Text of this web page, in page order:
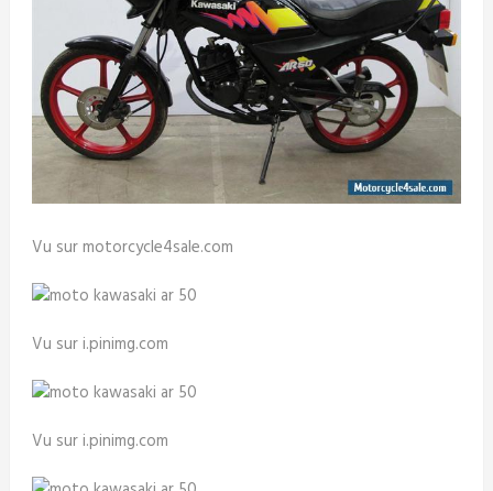
Vu sur motorcycle4sale.com
Vu sur i.pinimg.com
Vu sur i.pinimg.com